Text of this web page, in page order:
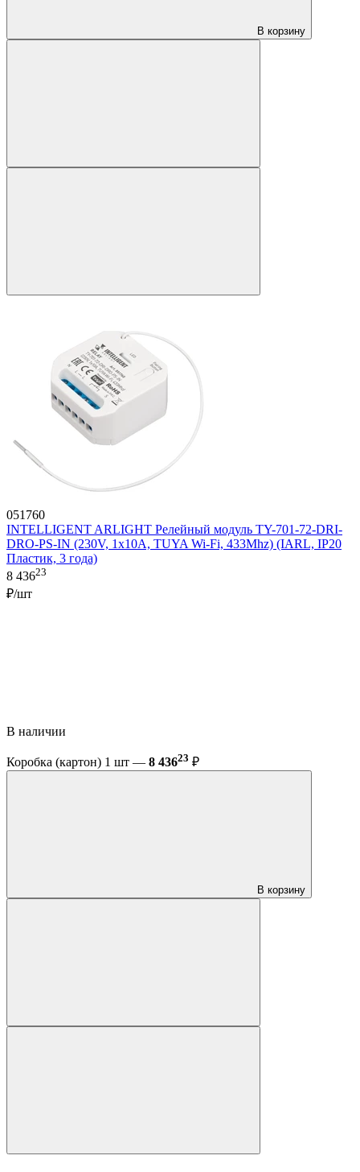
В корзину
051760
INTELLIGENT ARLIGHT Релейный модуль TY-701-72-DRI-
DRO-PS-IN (230V, 1x10A, TUYA Wi-Fi, 433Mhz) (IARL, IP20
Пластик, 3 года)
8 43623
₽/шт
В наличии
Коробка (картон) 1 шт — 8 43623 ₽
В корзину